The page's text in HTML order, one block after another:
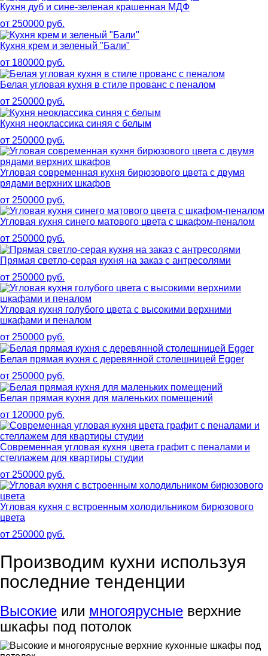
Кухня дуб и сине-зеленая крашенная МДФ
от 250000 руб.
Кухня крем и зеленый "Бали"
от 180000 руб.
Белая угловая кухня в стиле прованс с пеналом
от 250000 руб.
Кухня неоклассика синяя с белым
от 250000 руб.
Угловая современная кухня бирюзового цвета с двумя
рядами верхних шкафов
от 250000 руб.
Угловая кухня синего матового цвета с шкафом-пеналом
от 250000 руб.
Прямая светло-серая кухня на заказ с антресолями
от 250000 руб.
Угловая кухня голубого цвета с высокими верхними
шкафами и пеналом
от 250000 руб.
Белая прямая кухня с деревянной столешницей Egger
от 250000 руб.
Белая прямая кухня для маленьких помещений
от 120000 руб.
Современная угловая кухня цвета графит с пеналами и
стеллажем для квартиры студии
от 250000 руб.
Угловая кухня с встроенным холодильником бирюзового
цвета
от 250000 руб.
Производим кухни используя
последние тенденции
Высокие или многоярусные верхние
шкафы под потолок